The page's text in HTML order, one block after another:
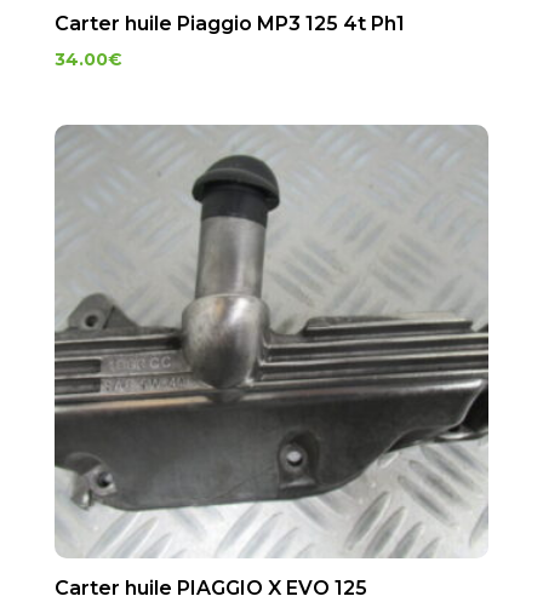
Carter huile Piaggio MP3 125 4t Ph1
34.00€
Carter huile PIAGGIO X EVO 125